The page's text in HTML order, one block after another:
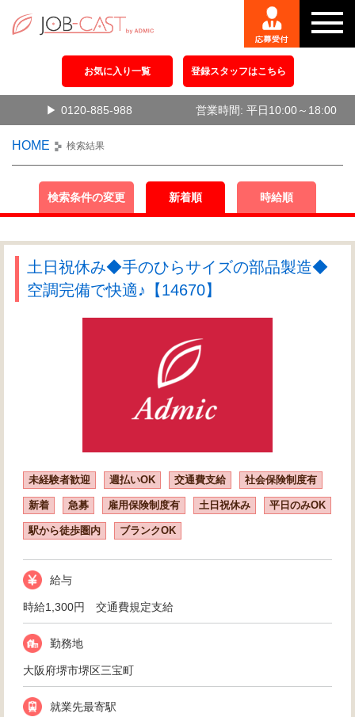
お気に入り一覧 登録スタッフはこちら
0120-885-988 営業時間: 平日10:00～18:00
HOME 検索結果
検索条件の変更 新着順 時給順
土日祝休み◆手のひらサイズの部品製造◆
空調完備で快適♪【14670】
未経験者歓迎 週払いOK 交通費支給 社会保険制度有
新着 急募 雇用保険制度有 土日祝休み 平日のみOK
駅から徒歩圏内 ブランクOK
給与
時給1,300円 交通費規定支給
勤務地
大阪府堺市堺区三宝町
就業先最寄駅